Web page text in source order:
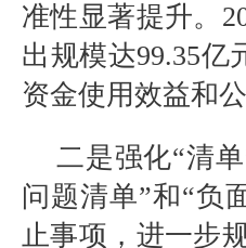
准性显著提升。
出规模达99.35亿
资金使用效益和
二是强化“清
问题清单”和“负
止事项，进一步